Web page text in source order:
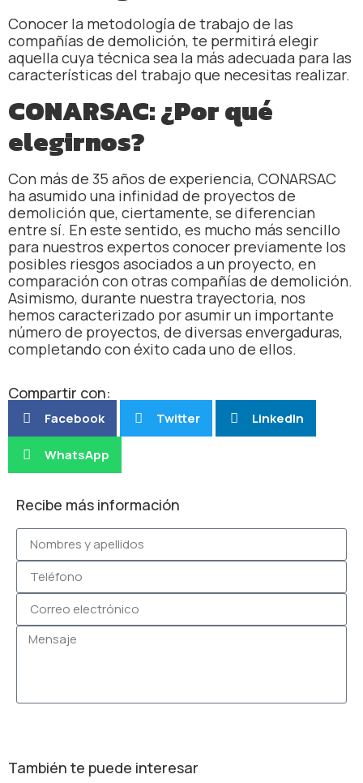
Conocer la metodología de trabajo de las
compañías de demolición, te permitirá elegir
aquella cuya técnica sea la más adecuada para las
características del trabajo que necesitas realizar.
CONARSAC: ¿Por qué
elegirnos?
Con más de 35 años de experiencia, CONARSAC
ha asumido una infinidad de proyectos de
demolición que, ciertamente, se diferencian
entre sí. En este sentido, es mucho más sencillo
para nuestros expertos conocer previamente los
posibles riesgos asociados a un proyecto, en
comparación con otras compañías de demolición.
Asimismo, durante nuestra trayectoria, nos
hemos caracterizado por asumir un importante
número de proyectos, de diversas envergaduras,
completando con éxito cada uno de ellos.
Compartir con:
Facebook Twitter LinkedIn
WhatsApp
Recibe más información
También te puede interesar